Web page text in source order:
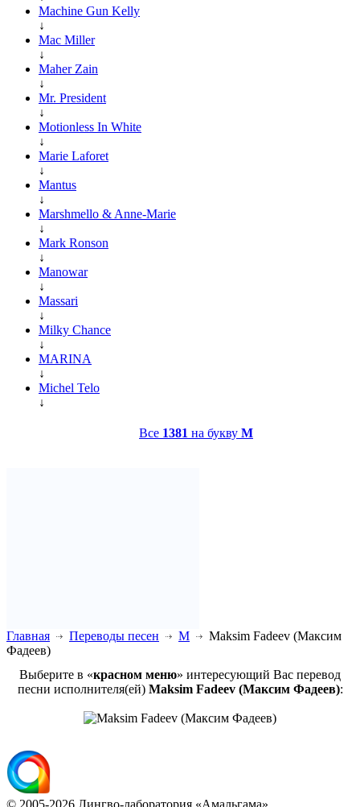
Machine Gun Kelly
↓
Mac Miller
↓
Maher Zain
↓
Mr. President
↓
Motionless In White
↓
Marie Laforet
↓
Mantus
↓
Marshmello & Anne-Marie
↓
Mark Ronson
↓
Manowar
↓
Massari
↓
Milky Chance
↓
MARINA
↓
Michel Telo
↓
Все 1381 на букву M
Главная Переводы песен M
Maksim Fadeev (Максим
Фадеев)
Выберите в «красном меню» интересующий Вас перевод
песни исполнителя(ей) Maksim Fadeev (Максим Фадеев):
© 2005-2026 Лингво-лаборатория «Амальгама».